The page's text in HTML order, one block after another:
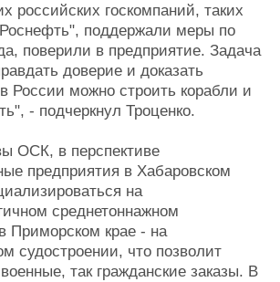
российских госкомпаний, таких
поддержали меры по
поверили в предприятие. Задача
доверие и доказать
России можно строить корабли и
- подчеркнул Троценко.
ОСК, в перспективе
предприятия в Хабаровском
на
среднетоннажном
Приморском крае - на
судостроении, что позволит
так гражданские заказы. В